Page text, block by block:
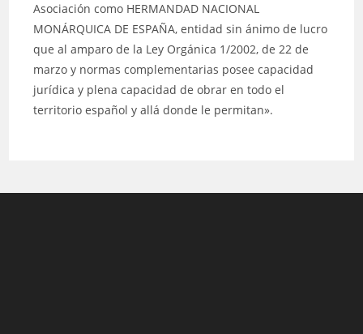
Asociación como HERMANDAD NACIONAL
MONÁRQUICA DE ESPAÑA, entidad sin ánimo de lucro
que al amparo de la Ley Orgánica 1/2002, de 22 de
marzo y normas complementarias posee capacidad
jurídica y plena capacidad de obrar en todo el
territorio español y allá donde le permitan».